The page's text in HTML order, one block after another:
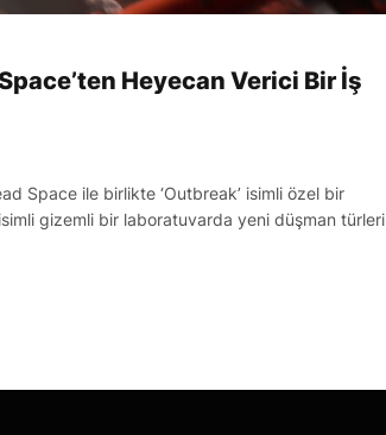
Heyecan Verici Bir İş
Space ile birlikte ‘Outbreak’ isimli özel bir
gizemli bir laboratuvarda yeni düşman türleri